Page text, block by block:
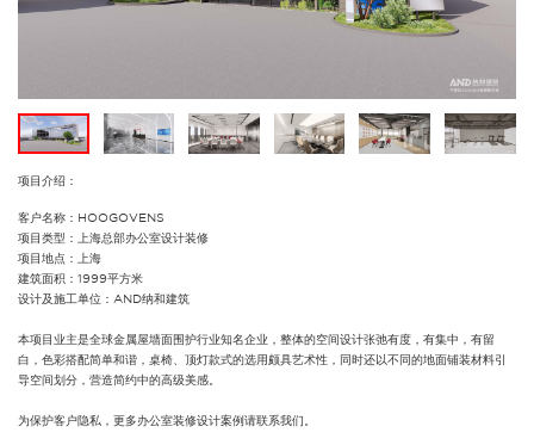
项目介绍：
客户名称：HOOGOVENS
项目类型：上海总部办公室设计装修
项目地点：上海
建筑面积：1999平方米
设计及施工单位：AND纳和建筑
本项目业主是全球金属屋墙面围护行业知名企业，整体的空间设计张弛有度，有集中，有留
白，色彩搭配简单和谐，桌椅、顶灯款式的选用颇具艺术性，同时还以不同的地面铺装材料引
导空间划分，营造简约中的高级美感。
为保护客户隐私，更多办公室装修设计案例请联系我们。